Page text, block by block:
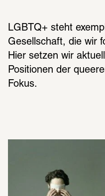
LGBTQ+ steht
Gesellschaft, die wir
Hier setzen wir
Positionen der
Fokus.